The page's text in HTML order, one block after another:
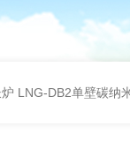
LNG-DB2单壁碳纳